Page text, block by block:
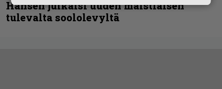
Hansen julkaisi uuden maistiaisen
tulevalta soololevyltä